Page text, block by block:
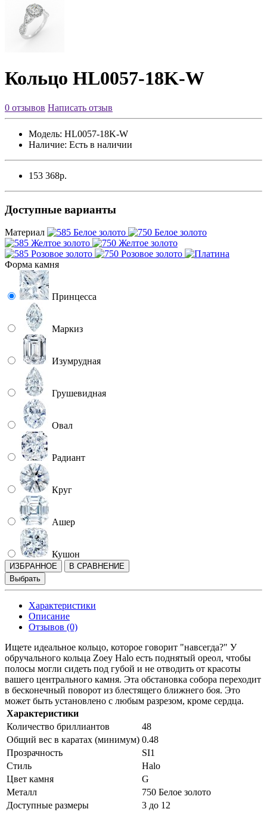
Кольцо HL0057-18K-W
0 отзывов Написать отзыв
Модель: HL0057-18K-W
Наличие: Есть в наличии
153 368р.
Доступные варианты
Материал
Форма камня
Принцесса
Маркиз
Изумрудная
Грушевидная
Овал
Радиант
Круг
Ашер
Кушон
ИЗБРАННОЕ
В СРАВНЕНИЕ
Выбрать
Характеристики
Описание
Отзывов (0)
Ищете идеальное кольцо, которое говорит "навсегда?" У
обручального кольца Zoey Halo есть поднятый ореол, чтобы
полосы могли сидеть под губой и не отводить от красоты
вашего центрального камня. Эта обстановка собора переходит
в бесконечный поворот из блестящего ближнего боя. Это
может быть установлено с любым разрезом, кроме сердца.
Характеристики
Количество бриллиантов
48
Общий вес в каратах (минимум) 0.48
Прозрачность
SI1
Стиль
Halo
Цвет камня
G
Металл
750 Белое золото
Доступные размеры
3 до 12